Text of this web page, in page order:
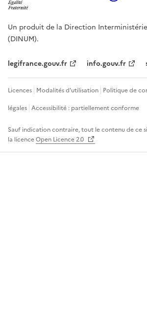
Un produit de la Direction
(DINUM).
legifrance.gouv.fr info.gouv.fr
Licences Modalités d'utilisation Politique de
légales Accessibilité : partiellement conforme
Sauf indication contraire, tout le contenu de ce
la licenceOpen Licence 2.0